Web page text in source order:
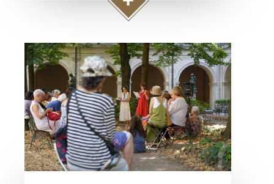
A
c
é
d
e
r
à
l
a
p
a
Visuel
principal